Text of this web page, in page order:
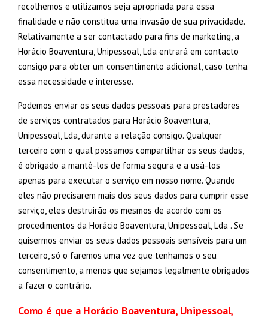
recolhemos e utilizamos seja apropriada para essa
finalidade e não constitua uma invasão de sua privacidade.
Relativamente a ser contactado para fins de marketing, a
Horácio Boaventura, Unipessoal, Lda entrará em contacto
consigo para obter um consentimento adicional, caso tenha
essa necessidade e interesse.
Podemos enviar os seus dados pessoais para prestadores
de serviços contratados para Horácio Boaventura,
Unipessoal, Lda, durante a relação consigo. Qualquer
terceiro com o qual possamos compartilhar os seus dados,
é obrigado a mantê-los de forma segura e a usá-los
apenas para executar o serviço em nosso nome. Quando
eles não precisarem mais dos seus dados para cumprir esse
serviço, eles destruirão os mesmos de acordo com os
procedimentos da Horácio Boaventura, Unipessoal, Lda . Se
quisermos enviar os seus dados pessoais sensíveis para um
terceiro, só o faremos uma vez que tenhamos o seu
consentimento, a menos que sejamos legalmente obrigados
a fazer o contrário.
Como é que a Horácio Boaventura, Unipessoal,